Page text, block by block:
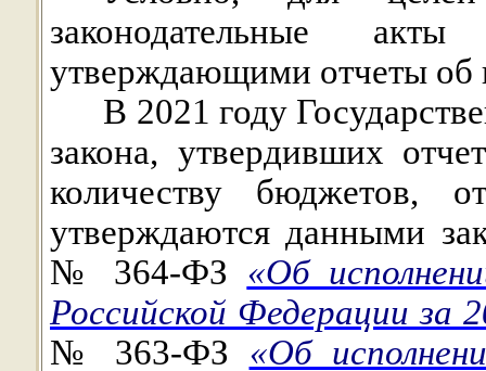
законодательные
утверждающими отчеты об
В 2021 году
закона, утвердивших
количеству бюджетов,
утверждаются данными
№ 364-ФЗ «Об
Российской Федерации за
№ 363-ФЗ «Об